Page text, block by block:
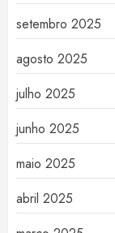
setembro 2025
agosto 2025
julho 2025
junho 2025
maio 2025
abril 2025